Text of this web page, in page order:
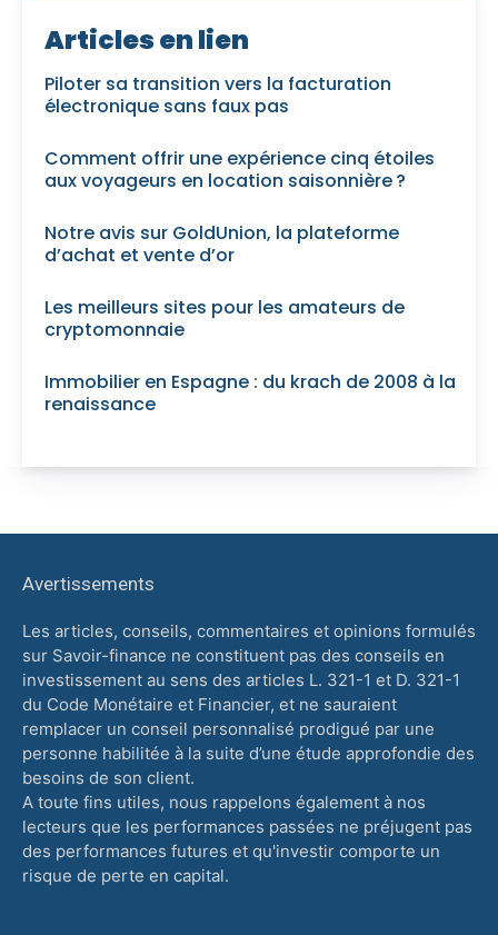
Articles en lien
Piloter sa transition vers la facturation
électronique sans faux pas
Comment offrir une expérience cinq étoiles
aux voyageurs en location saisonnière ?
Notre avis sur GoldUnion, la plateforme
d’achat et vente d’or
Les meilleurs sites pour les amateurs de
cryptomonnaie
Immobilier en Espagne : du krach de 2008 à la
renaissance
Avertissements
Les articles, conseils, commentaires et opinions formulés
sur Savoir-finance ne constituent pas des conseils en
investissement au sens des articles L. 321-1 et D. 321-1
du Code Monétaire et Financier, et ne sauraient
remplacer un conseil personnalisé prodigué par une
personne habilitée à la suite d’une étude approfondie des
besoins de son client.
A toute fins utiles, nous rappelons également à nos
lecteurs que les performances passées ne préjugent pas
des performances futures et qu'investir comporte un
risque de perte en capital.